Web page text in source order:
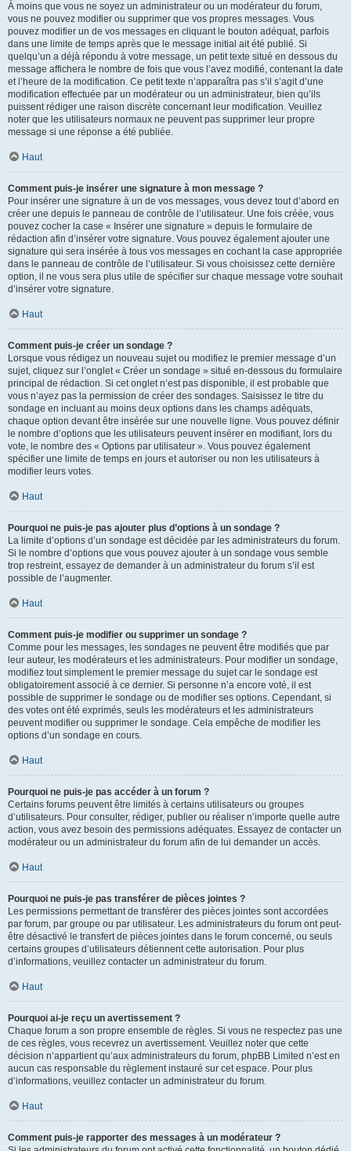
À moins que vous ne soyez un administrateur ou un modérateur du forum,
vous ne pouvez modifier ou supprimer que vos propres messages. Vous
pouvez modifier un de vos messages en cliquant le bouton adéquat, parfois
dans une limite de temps après que le message initial ait été publié. Si
quelqu’un a déjà répondu à votre message, un petit texte situé en dessous du
message affichera le nombre de fois que vous l’avez modifié, contenant la date
et l’heure de la modification. Ce petit texte n’apparaîtra pas s’il s’agit d’une
modification effectuée par un modérateur ou un administrateur, bien qu’ils
puissent rédiger une raison discrète concernant leur modification. Veuillez
noter que les utilisateurs normaux ne peuvent pas supprimer leur propre
message si une réponse a été publiée.
Haut
Comment puis-je insérer une signature à mon message ?
Pour insérer une signature à un de vos messages, vous devez tout d’abord en
créer une depuis le panneau de contrôle de l’utilisateur. Une fois créée, vous
pouvez cocher la case « Insérer une signature » depuis le formulaire de
rédaction afin d’insérer votre signature. Vous pouvez également ajouter une
signature qui sera insérée à tous vos messages en cochant la case appropriée
dans le panneau de contrôle de l’utilisateur. Si vous choisissez cette dernière
option, il ne vous sera plus utile de spécifier sur chaque message votre souhait
d’insérer votre signature.
Haut
Comment puis-je créer un sondage ?
Lorsque vous rédigez un nouveau sujet ou modifiez le premier message d’un
sujet, cliquez sur l’onglet « Créer un sondage » situé en-dessous du formulaire
principal de rédaction. Si cet onglet n’est pas disponible, il est probable que
vous n’ayez pas la permission de créer des sondages. Saisissez le titre du
sondage en incluant au moins deux options dans les champs adéquats,
chaque option devant être insérée sur une nouvelle ligne. Vous pouvez définir
le nombre d’options que les utilisateurs peuvent insérer en modifiant, lors du
vote, le nombre des « Options par utilisateur ». Vous pouvez également
spécifier une limite de temps en jours et autoriser ou non les utilisateurs à
modifier leurs votes.
Haut
Pourquoi ne puis-je pas ajouter plus d’options à un sondage ?
La limite d’options d’un sondage est décidée par les administrateurs du forum.
Si le nombre d’options que vous pouvez ajouter à un sondage vous semble
trop restreint, essayez de demander à un administrateur du forum s’il est
possible de l’augmenter.
Haut
Comment puis-je modifier ou supprimer un sondage ?
Comme pour les messages, les sondages ne peuvent être modifiés que par
leur auteur, les modérateurs et les administrateurs. Pour modifier un sondage,
modifiez tout simplement le premier message du sujet car le sondage est
obligatoirement associé à ce dernier. Si personne n’a encore voté, il est
possible de supprimer le sondage ou de modifier ses options. Cependant, si
des votes ont été exprimés, seuls les modérateurs et les administrateurs
peuvent modifier ou supprimer le sondage. Cela empêche de modifier les
options d’un sondage en cours.
Haut
Pourquoi ne puis-je pas accéder à un forum ?
Certains forums peuvent être limités à certains utilisateurs ou groupes
d’utilisateurs. Pour consulter, rédiger, publier ou réaliser n’importe quelle autre
action, vous avez besoin des permissions adéquates. Essayez de contacter un
modérateur ou un administrateur du forum afin de lui demander un accès.
Haut
Pourquoi ne puis-je pas transférer de pièces jointes ?
Les permissions permettant de transférer des pièces jointes sont accordées
par forum, par groupe ou par utilisateur. Les administrateurs du forum ont peut-
être désactivé le transfert de pièces jointes dans le forum concerné, ou seuls
certains groupes d’utilisateurs détiennent cette autorisation. Pour plus
d’informations, veuillez contacter un administrateur du forum.
Haut
Pourquoi ai-je reçu un avertissement ?
Chaque forum a son propre ensemble de règles. Si vous ne respectez pas une
de ces règles, vous recevrez un avertissement. Veuillez noter que cette
décision n’appartient qu’aux administrateurs du forum, phpBB Limited n’est en
aucun cas responsable du règlement instauré sur cet espace. Pour plus
d’informations, veuillez contacter un administrateur du forum.
Haut
Comment puis-je rapporter des messages à un modérateur ?